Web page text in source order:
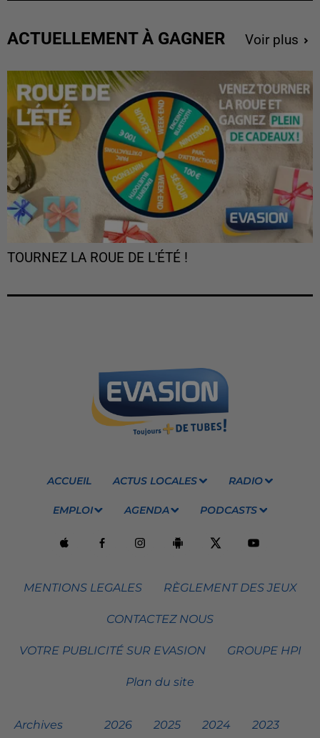
ACTUELLEMENT À GAGNER Voir plus
TOURNEZ LA ROUE DE L'ÉTÉ !
ACCUEIL ACTUS LOCALES RADIO
EMPLOI AGENDA PODCASTS
MENTIONS LEGALES RÈGLEMENT DES JEUX
CONTACTEZ NOUS
VOTRE PUBLICITÉ SUR EVASION GROUPE HPI
Plan du site
Archives 2026 2025 2024 2023